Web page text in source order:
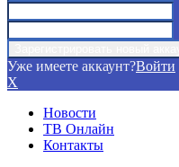
Уже имеете аккаунт?Войти
X
Новости
ТВ Онлайн
Контакты